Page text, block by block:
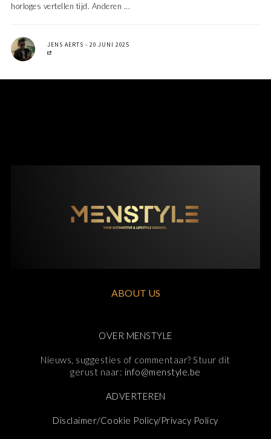
horloges vertellen tijd. Anderen ...
JENS AERTS 20 JUNI 2025
ABOUT US
OVER MENSTYLE
Nieuws, suggesties of commentaar? Stuur dit
gerust naar: info@menstyle.be
ADVERTEREN
Disclaimer/Cookie Policy/Privacy Policy